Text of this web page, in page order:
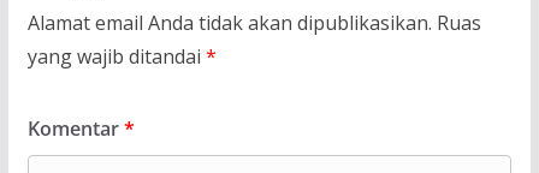
Alamat email Anda tidak akan dipublikasikan. Ruas
yang wajib ditandai *
Komentar*